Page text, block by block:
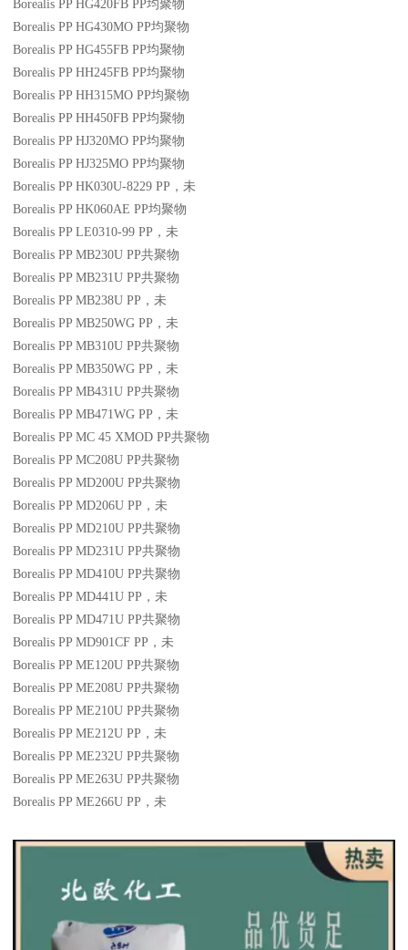
Borealis PP HG420FB PP均聚物
Borealis PP HG430MO PP均聚物
Borealis PP HG455FB PP均聚物
Borealis PP HH245FB PP均聚物
Borealis PP HH315MO PP均聚物
Borealis PP HH450FB PP均聚物
Borealis PP HJ320MO PP均聚物
Borealis PP HJ325MO PP均聚物
Borealis PP HK030U-8229 PP ，未
Borealis PP HK060AE PP均聚物
Borealis PP LE0310-99 PP ，未
Borealis PP MB230U PP共聚物
Borealis PP MB231U PP共聚物
Borealis PP MB238U PP ，未
Borealis PP MB250WG PP ，未
Borealis PP MB310U PP共聚物
Borealis PP MB350WG PP ，未
Borealis PP MB431U PP共聚物
Borealis PP MB471WG PP ，未
Borealis PP MC 45 XMOD PP共聚物
Borealis PP MC208U PP共聚物
Borealis PP MD200U PP共聚物
Borealis PP MD206U PP ，未
Borealis PP MD210U PP共聚物
Borealis PP MD231U PP共聚物
Borealis PP MD410U PP共聚物
Borealis PP MD441U PP ，未
Borealis PP MD471U PP共聚物
Borealis PP MD901CF PP ，未
Borealis PP ME120U PP共聚物
Borealis PP ME208U PP共聚物
Borealis PP ME210U PP共聚物
Borealis PP ME212U PP ，未
Borealis PP ME232U PP共聚物
Borealis PP ME263U PP共聚物
Borealis PP ME266U PP ，未